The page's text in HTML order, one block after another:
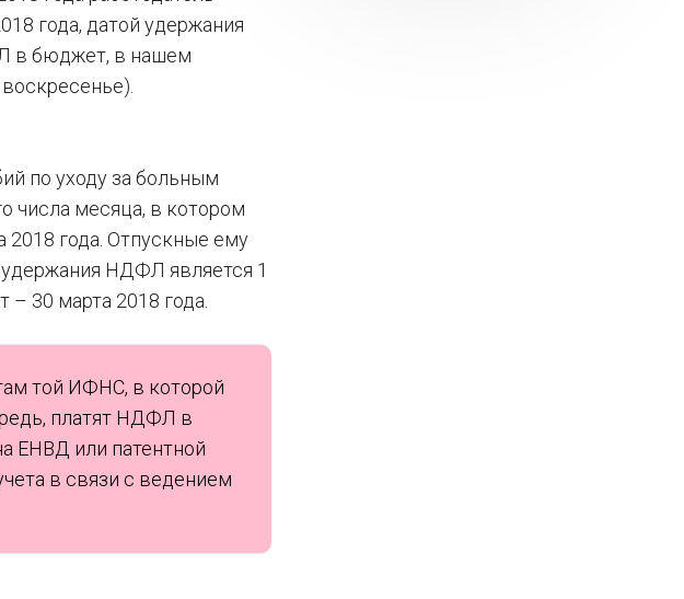
года, датой удержания
в бюджет, в нашем
по уходу за больным
числа месяца, в котором
2018 года. Отпускные ему
НДФЛ является 1
30 марта 2018 года.
той ИФНС, в которой
платят НДФЛ в
ЕНВД или патентной
в связи с ведением